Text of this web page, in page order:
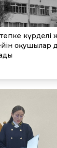
күрделі
оқушылар